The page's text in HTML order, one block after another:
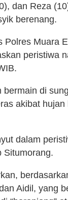
dan Reza
berenang.
Polres Muara
peristiwa
bermain di
akibat hujan
dalam
Situmorang.
Aidil, yang